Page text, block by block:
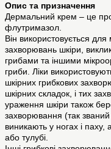
Опис та призначення
Дермальний крем – це
флутримазол.
Він використовується
захворювань шкіри,
грибами та іншими
гриби. Ліки
шкірних грибкових
шкірних складок, і тих
ураження шкіри також
захворювання (так
виникають у ногах і паху,
або тулубі.